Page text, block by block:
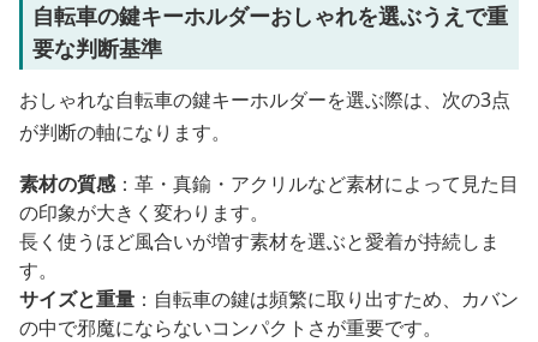
自転車の鍵キーホルダーおしゃれを選ぶうえで重
要な判断基準
おしゃれな自転車の鍵キーホルダーを選ぶ際は、次の3点
が判断の軸になります。
素材の質感：革・真鍮・アクリルなど素材によって見た目
の印象が大きく変わります。
長く使うほど風合いが増す素材を選ぶと愛着が持続しま
す。
サイズと重量 ：自転車の鍵は頻繁に取り出すため、カバン
の中で邪魔にならないコンパクトさが重要です。